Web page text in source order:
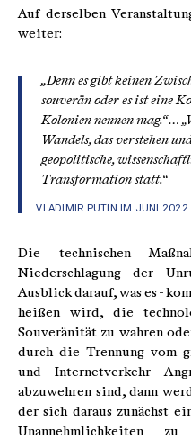
Auf derselben
weiter:
„Denn es gibt keinen
souverän oder es ist eine
Kolonien nennen mag.“ …
Wandels, das verstehen
geopolitische,
Transformation statt.“
VLADIMIR PUTIN IM JUNI 2022
Die technischen
Niederschlagung der
Ausblick darauf, was es -
heißen wird, die
Souveränität zu wahren
durch die Trennung vom
und Internetverkehr
abzuwehren sind, dann
der sich daraus zunächst
Unannehmlichkeiten